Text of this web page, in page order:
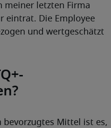
meiner letzten Firma
eintrat. Die Employee
und wertgeschätzt
bevorzugtes Mittel ist es,